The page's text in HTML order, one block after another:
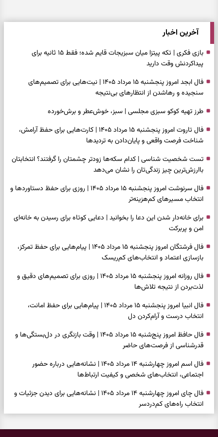
آخرین اخبار
بازی فکری | تکه پیتزا میان سبزیجات قایم شده؛ فقط ۱۵ ثانیه برای
پیداکردنش وقت دارید
فال ابجد امروز پنجشنبه ۱۵ مرداد ۱۴۰۵ | نیت‌هایی برای تصمیم‌های
سنجیده و رهاشدن از انتظارهای بی‌نتیجه
طرز تهیه کوکو سبزی مجلسی | سبز، خوش‌عطر و برش‌خورده
فال تاروت امروز پنجشنبه ۱۵ مرداد ۱۴۰۵ | کارت‌هایی برای حفظ آرامش،
شناخت فرصت واقعی و پایان‌دادن به تردیدها
تست شخصیت شناسی | کدام سکه‌ها زودتر چشمتان را گرفتند؟ انتخابتان
باارزش‌ترین چیز زندگی‌تان را نشان می‌دهد
فال سرنوشت امروز پنجشنبه ۱۵ مرداد ۱۴۰۵ | روزی برای حفظ دستاوردها و
انتخاب مسیرهای کم‌هزینه‌تر
برای خانه‌دار شدن این دعا را بخوانید | دعایی کوتاه برای رسیدن به خانه‌ای
امن و پربرکت
فال فرشتگان امروز پنجشنبه ۱۵ مرداد ۱۴۰۵ | پیام‌هایی برای حفظ تمرکز،
بازسازی اعتماد و انتخاب‌های کم‌ریسک
فال روزانه امروز پنجشنبه ۱۵ مرداد ۱۴۰۵ | روزی برای تصمیم‌های دقیق و
لذت‌بردن از نتیجه تلاش‌ها
فال انبیا امروز پنجشنبه ۱۵ مرداد ۱۴۰۵ | پیام‌هایی برای حفظ امانت،
انتخاب درست و آرام‌کردن دل
فال حافظ امروز پنج‌شنبه ۱۵ مرداد ۱۴۰۵ | وقت بازنگری در دل‌بستگی‌ها و
قدرشناسی از فرصت‌های حاضر
فال اسم امروز چهارشنبه ۱۴ مرداد ۱۴۰۵ | نشانه‌هایی درباره حضور
اجتماعی، انتخاب‌های شخصی و کیفیت ارتباط‌ها
فال چای امروز چهارشنبه ۱۴ مرداد ۱۴۰۵ | نشانه‌هایی برای دیدن جزئیات و
انتخاب راه‌های کم‌دردسر